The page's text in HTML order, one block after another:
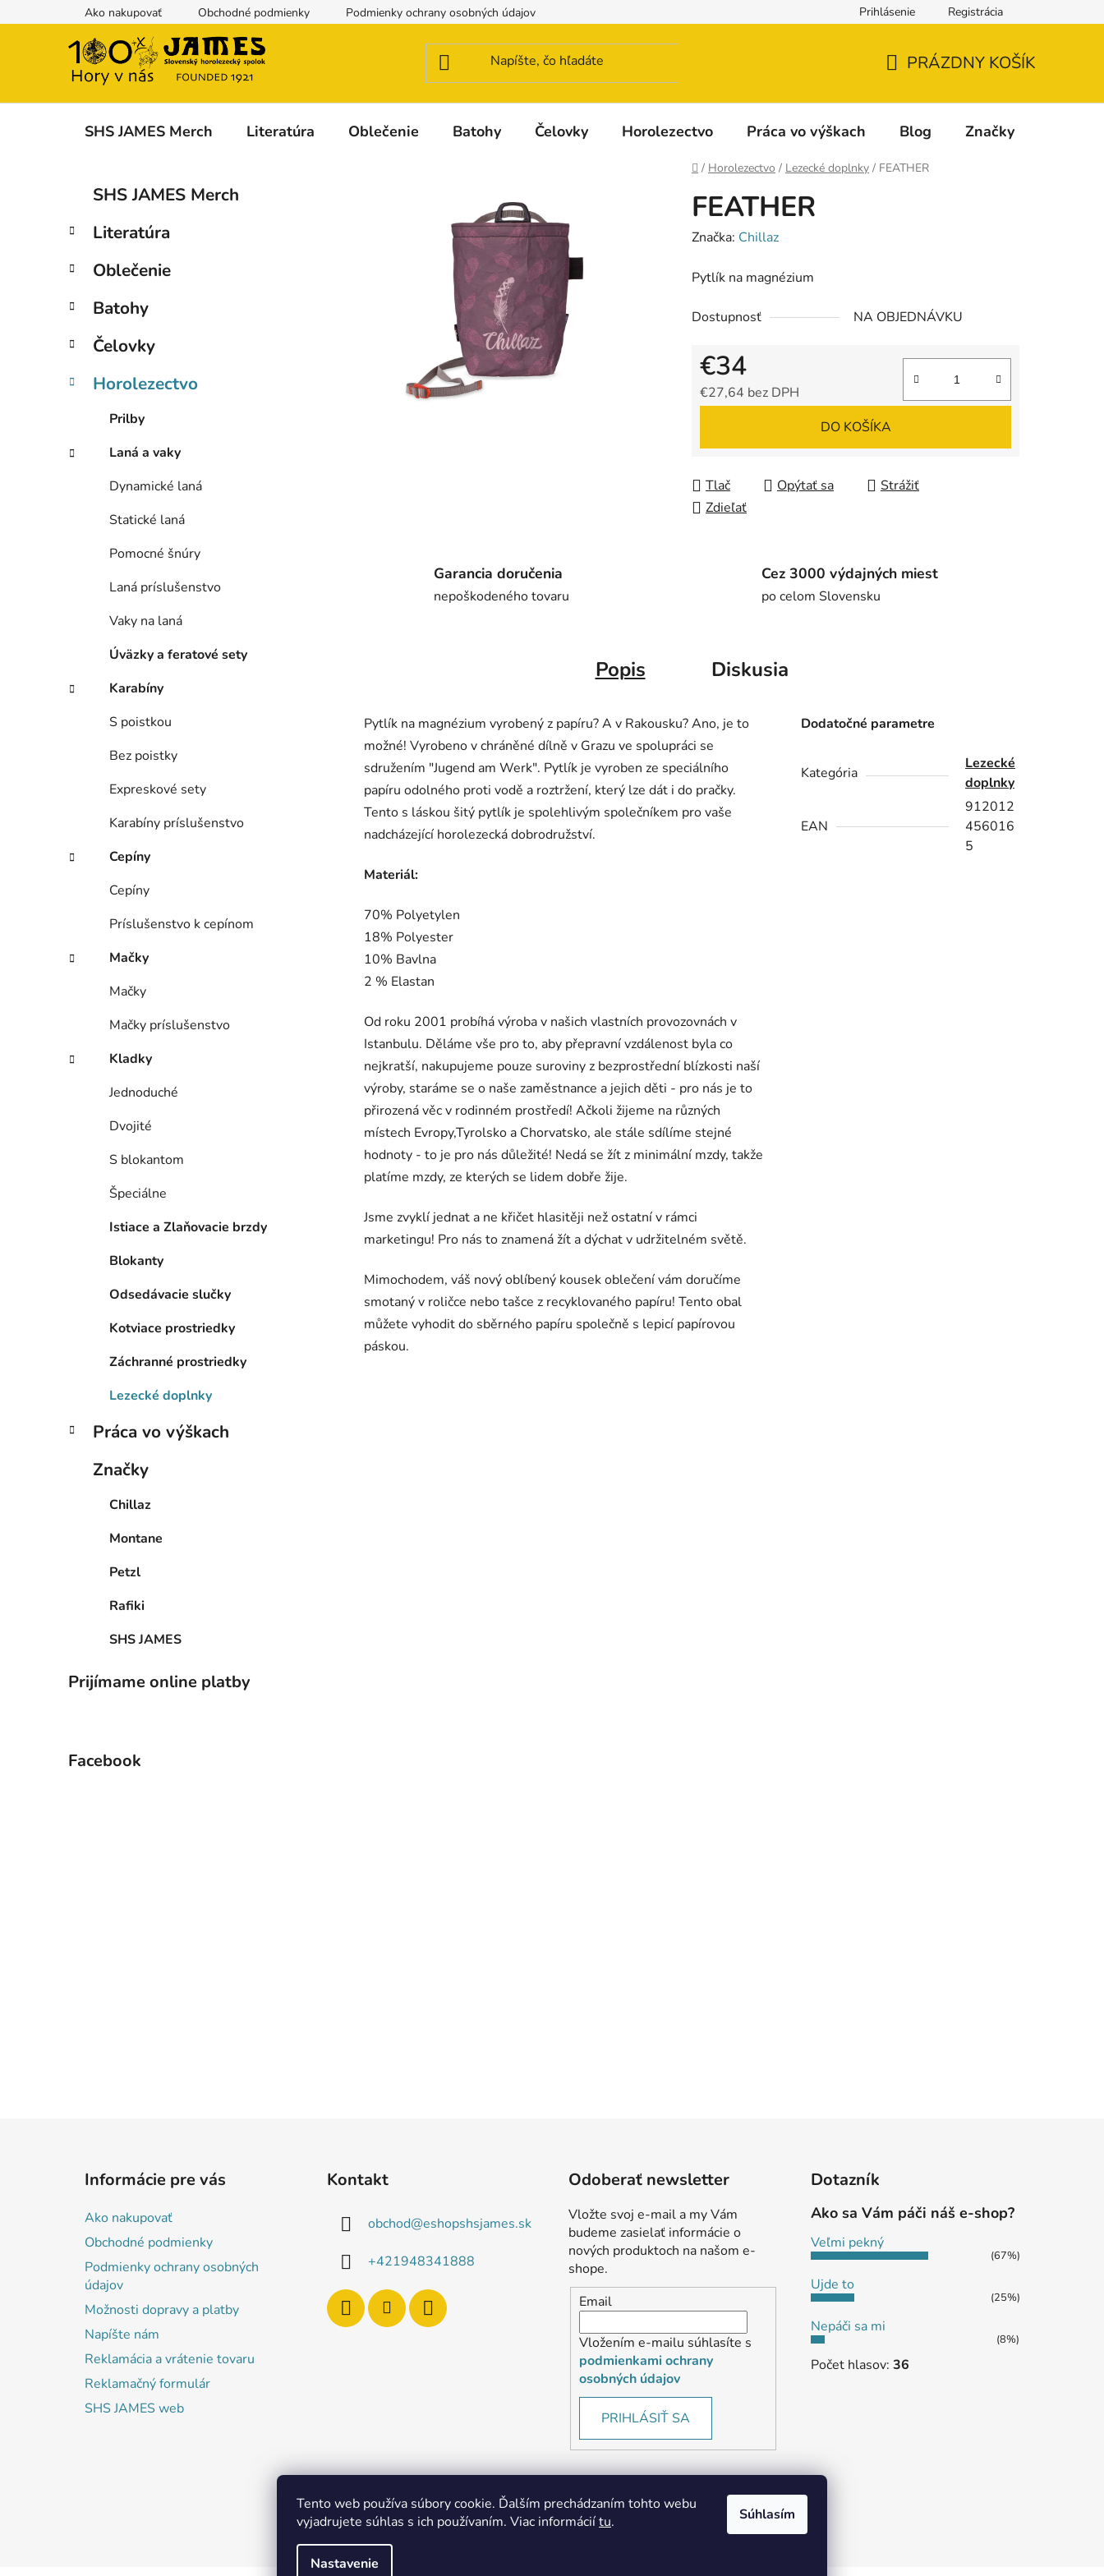
Tento web používa súbory cookie. Ďalším prechádzaním tohto webu
vyjadrujete súhlas s ich používaním. Viac informáciítu.
Nastavenie
Súhlasím
na
Ako nakupovať Obchodné podmienky Podmienky ochrany osobných údajov Reklamácia a vrátenie tovaru
Prihlásenie Registrácia
KOŠÍK
PRÁZDNY KOŠÍK
SHS JAMES Merch Literatúra Oblečenie Batohy Čelovky Horolezectvo Práca vo výškach Blog Značky
Domov
/ Horolezectvo / Lezecké doplnky / FEATHER
č
ý
a
n
e
l
Preskočiť
kategórie
e
ó
i
SHS JAMES Merch
Literatúra
Oblečenie
Batohy
Čelovky
Horolezectvo
Prilby
Laná a vaky
Dynamické laná
Statické laná
Pomocné šnúry
Laná príslušenstvo
Vaky na laná
Úväzky a feratové sety
Karabíny
S poistkou
Bez poistky
Expreskové sety
Karabíny príslušenstvo
Cepíny
Cepíny
Príslušenstvo k cepínom
Mačky
Mačky
Mačky príslušenstvo
Kladky
Jednoduché
Dvojité
S blokantom
Špeciálne
Istiace a Zlaňovacie brzdy
Blokanty
Odsedávacie slučky
Kotviace prostriedky
Záchranné prostriedky
Lezecké doplnky
Práca vo výškach
Značky
Chillaz
Montane
Petzl
Rafiki
SHS JAMES
Prijímame online platby
Facebook
FEATHER
Značka: Chillaz
Pytlík na magnézium
Dostupnosť NA OBJEDNÁVKU
€34
€27,64 bez DPH
DO KOŠÍKA
Tlač Opýtať sa
Strážiť
Zdieľať
Garancia doručenia
nepoškodeného tovaru
Cez 3000 výdajných miest
po celom Slovensku
Popis Diskusia
Pytlík na magnézium vyrobený z papíru? A v Rakousku? Ano, je to
možné! Vyrobeno v chráněné dílně v Grazu ve spolupráci se
sdružením "Jugend am Werk". Pytlík je vyroben ze speciálního
papíru odolného proti vodě a roztržení, který lze dát i do pračky.
Tento s láskou šitý pytlík je spolehlivým společníkem pro vaše
nadcházející horolezecká dobrodružství.
Materiál:
70% Polyetylen
18% Polyester
10% Bavlna
2 % Elastan
Od roku 2001 probíhá výroba v našich vlastních provozovnách v
Istanbulu. Děláme vše pro to, aby přepravní vzdálenost byla co
nejkratší, nakupujeme pouze suroviny z bezprostřední blízkosti naší
výroby, staráme se o naše zaměstnance a jejich děti - pro nás je to
přirozená věc v rodinném prostředí! Ačkoli žijeme na různých
místech Evropy,Tyrolsko a Chorvatsko, ale stále sdílíme stejné
hodnoty - to je pro nás důležité! Nedá se žít z minimální mzdy, takže
platíme mzdy, ze kterých se lidem dobře žije.
Jsme zvyklí jednat a ne křičet hlasitěji než ostatní v rámci
marketingu! Pro nás to znamená žít a dýchat v udržitelném světě.
Mimochodem, váš nový oblíbený kousek oblečení vám doručíme
smotaný v roličce nebo tašce z recyklovaného papíru! Tento obal
můžete vyhodit do sběrného papíru společně s lepicí papírovou
páskou.
Dodatočné parametre
Kategória
Lezecké
doplnky
EAN
912012
456016
5
Informácie pre vás
Ako nakupovať
Obchodné podmienky
Podmienky ochrany osobných
údajov
Možnosti dopravy a platby
Napíšte nám
Reklamácia a vrátenie tovaru
Reklamačný formulár
SHS JAMES web
Kontakt
obchod@eshopshsjames.sk
+421948341888
Odoberať newsletter
Vložte svoj e-mail a my Vám
budeme zasielať informácie o
nových produktoch na našom e-
shope.
Email
Vložením e-mailu súhlasíte s
podmienkami ochrany
osobných údajov
PRIHLÁSIŤ SA
Dotazník
Ako sa Vám páči náš e-shop?
Veľmi pekný
(67%)
Ujde to
(25%)
Nepáči sa mi
(8%)
Počet hlasov: 36
MôjPrvýEshop.sk Shoptet.sk